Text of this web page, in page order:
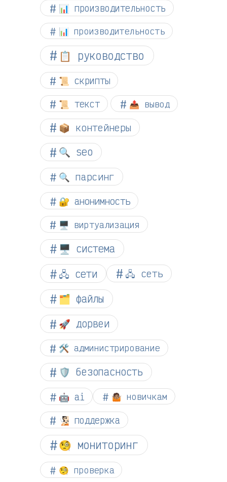
📊 производительность
📊 производительность
📋 руководство
📜 скрипты
📜 текст 📤 вывод
📦 контейнеры
🔍 seo
🔍 парсинг
🔐 анонимность
🖥️ виртуализация
🖥️ система
🖧 сети
🖧 сеть
🗂️ файлы
🚀 дорвеи
🛠️ администрирование
🛡️ безопасность
🤖 ai 🤷🏽 новичкам
🧏🏻 поддержка
🧐 мониторинг
🧐 проверка